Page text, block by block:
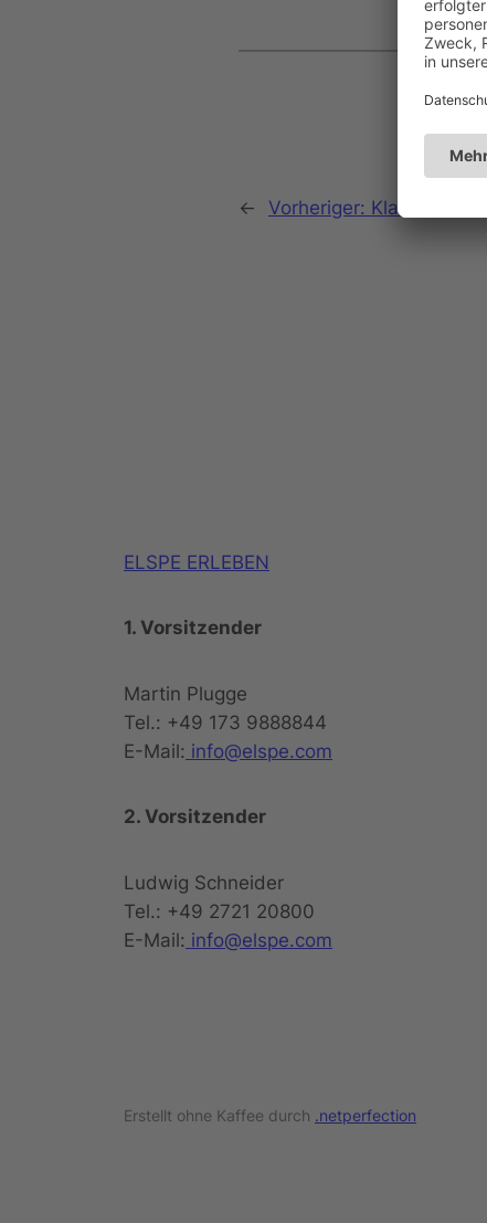
← Vorheriger: Klara v.
ELSPE ERLEBEN
1. Vorsitzender
Martin Plugge
Tel.: +49 173 9888844
E-Mail: info@elspe.com
2. Vorsitzender
Ludwig Schneider
Tel.: +49 2721 20800
E-Mail: info@elspe.com
Erstellt ohne Kaffee durch .netperfection